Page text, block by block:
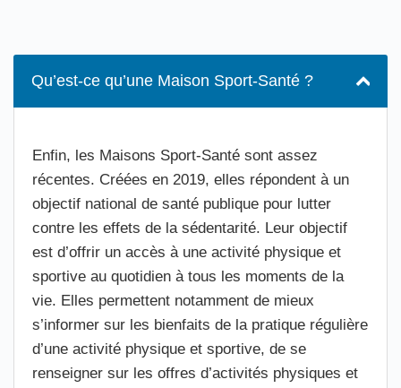
Qu’est-ce qu’une Maison Sport-Santé ?
Enfin, les Maisons Sport-Santé sont assez
récentes. Créées en 2019, elles répondent à un
objectif national de santé publique pour lutter
contre les effets de la sédentarité. Leur objectif
est d’offrir un accès à une activité physique et
sportive au quotidien à tous les moments de la
vie. Elles permettent notamment de mieux
s’informer sur les bienfaits de la pratique régulière
d’une activité physique et sportive, de se
renseigner sur les offres d’activités physiques et